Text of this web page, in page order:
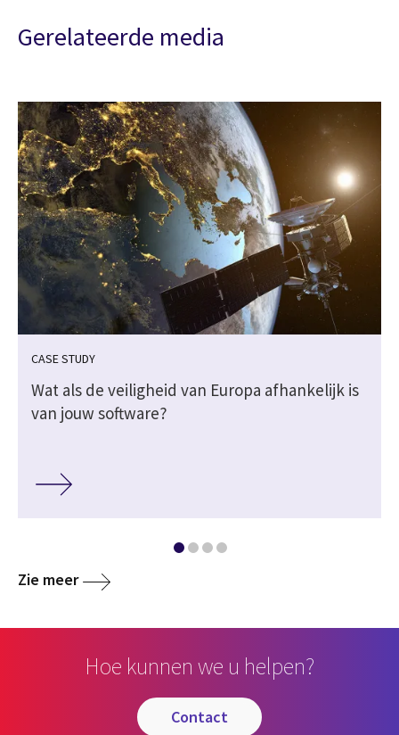
Gerelateerde media
CASE STUDY
Wat als de veiligheid van Europa afhankelijk is
van jouw software?
Zie meer
Hoe kunnen we u helpen?
contact